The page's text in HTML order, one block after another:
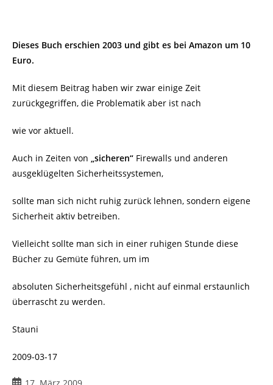
Dieses Buch erschien 2003 und gibt es bei Amazon um 10
Euro.
Mit diesem Beitrag haben wir zwar einige Zeit
zurückgegriffen, die Problematik aber ist nach
wie vor aktuell.
Auch in Zeiten von „sicheren“ Firewalls und anderen
ausgeklügelten Sicherheitssystemen,
sollte man sich nicht ruhig zurück lehnen, sondern eigene
Sicherheit aktiv betreiben.
Vielleicht sollte man sich in einer ruhigen Stunde diese
Bücher zu Gemüte führen, um im
absoluten Sicherheitsgefühl , nicht auf einmal erstaunlich
überrascht zu werden.
Stauni
2009-03-17
Beitrag